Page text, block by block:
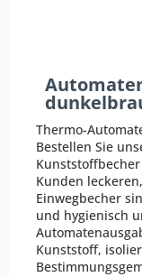
Thermo-
Bestellen Sie
Kunden
Einwegbecher
und hygienisch
Kunststoff,